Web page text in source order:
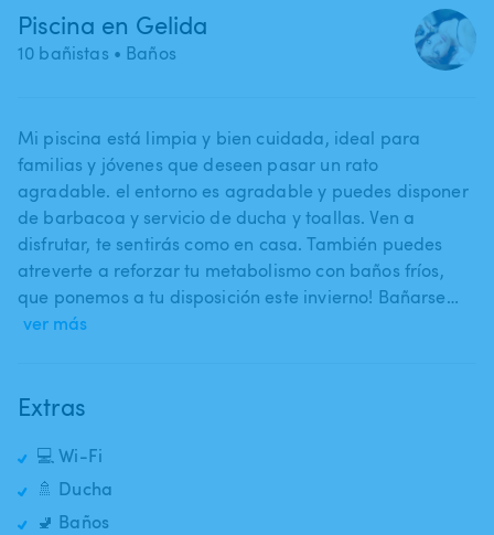
Piscina en Gelida
10 bañistas • Baños
Mi piscina está limpia y bien cuidada​,​ ideal para
familias y jóvenes que deseen pasar un rato
agradable. el entorno es agradable y puedes disponer
de barbacoa y servicio de ducha y toallas. Ven a
disfrutar​,​ te sentirás como en casa. También puedes
atreverte a reforzar tu metabolismo con baños fríos​,​
que ponemos a tu disposición este invierno! Bañarse…
ver más
Extras
💻 Wi-Fi
🚿 Ducha
🚽 Baños